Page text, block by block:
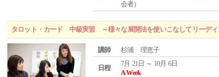
会者）
タロット・カード 中級実習 ～様々な展開法を使いこなしてリーディ
講師 杉浦 理恵子
日程
7月 21日 ～ 10月 6日
A Week